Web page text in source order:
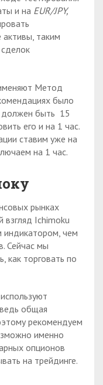
и на EUR/JPY,
таким
Метод
было
должен быть 15
его и на 1 час.
ставим уже на
на 1 час.
рынках
взгляд Ichimoku
индикатором, чем
Сейчас мы
как торговать по
общая
рекомендуем
именно
опционов
на трейдинге.